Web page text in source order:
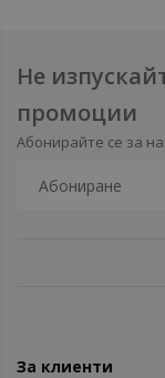
Не
промоции
Абонирайте се за
За клиенти